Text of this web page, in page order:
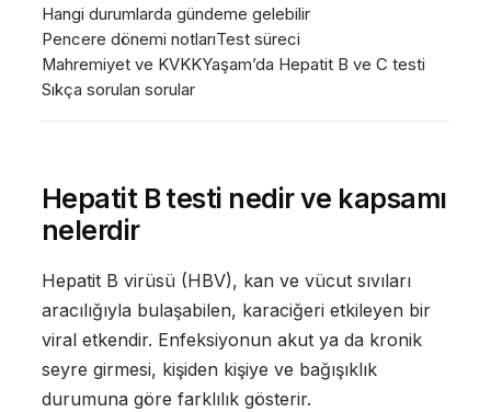
Hangi durumlarda gündeme gelebilir
Pencere dönemi notlarıTest süreci
Mahremiyet ve KVKKYaşam’da Hepatit B ve C testi
Sıkça sorulan sorular
Hepatit B testi nedir ve kapsamı
nelerdir
Hepatit B virüsü (HBV), kan ve vücut sıvıları
aracılığıyla bulaşabilen, karaciğeri etkileyen bir
viral etkendir. Enfeksiyonun akut ya da kronik
seyre girmesi, kişiden kişiye ve bağışıklık
durumuna göre farklılık gösterir.